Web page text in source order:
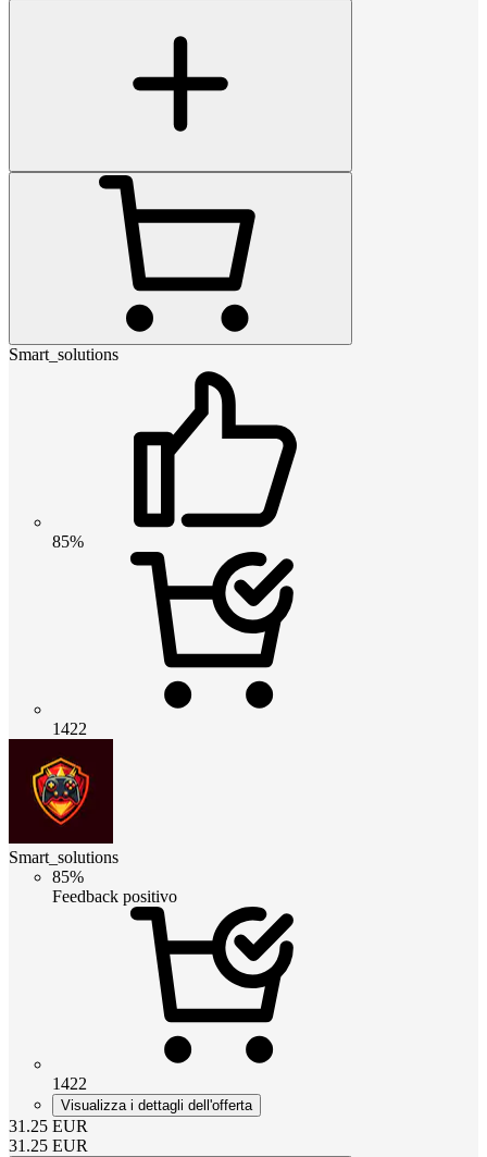
Smart_solutions
85%
1422
Smart_solutions
85%
Feedback positivo
1422
Visualizza i dettagli dell'offerta
31.25 EUR
31.25 EUR